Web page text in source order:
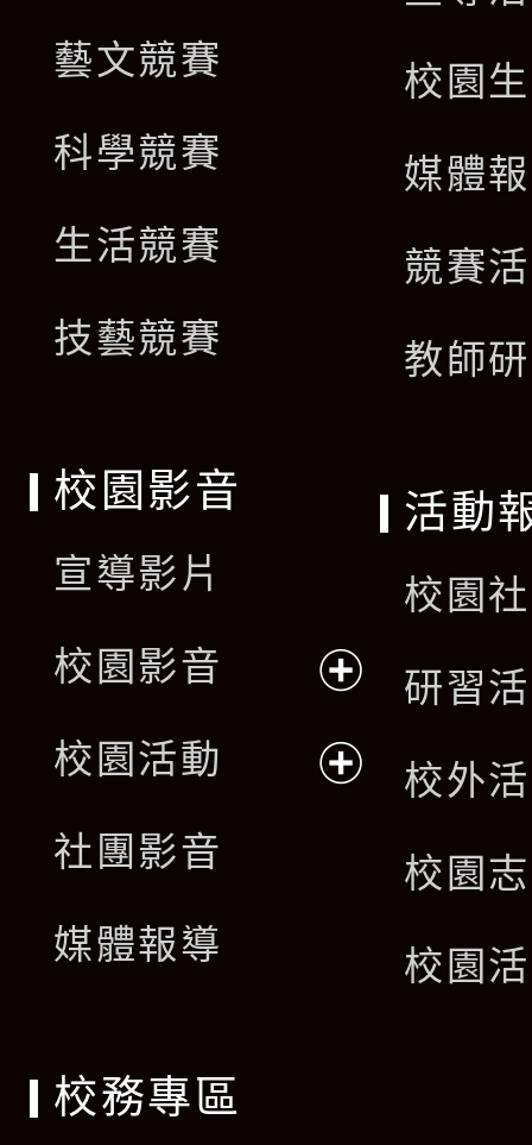
藝文競賽
科學競賽
生活競賽
技藝競賽
校園
媒體
競賽
教師
校園影音
宣導影片
校園影音
開
校園活動
社團影音
媒體報導
活動
校園
研習
校外
校園
校園
校務專區